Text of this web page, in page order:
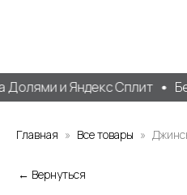
и Яндекс Сплит
Главная Все товары
← Вернуться